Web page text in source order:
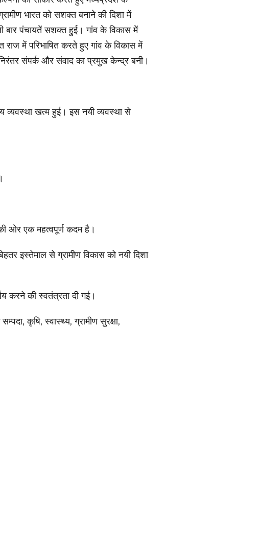
भारत को सशक्त बनाने की दिशा में
बार पंचायतें सशक्त हुई। गांव के विकास में
में परिभाषित करते हुए गांव के विकास में
संपर्क और संवाद का प्रमुख केन्द्र बनी।
व्यवस्था खत्म हुई। इस नयी व्यवस्था से
ओर एक महत्वपूर्ण कदम है।
इस्तेमाल से ग्रामीण विकास को नयी दिशा
करने की स्वतंत्रता दी गई।
कृषि, स्वास्थ्य, ग्रामीण सुरक्षा,